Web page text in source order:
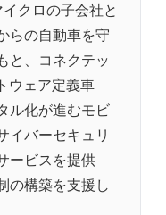
クロの子会社と
らの自動車を守
と、コネクテッ
ウェア定義車
ル化が進むモビ
イバーセキュリ
ービスを提供
の構築を支援し